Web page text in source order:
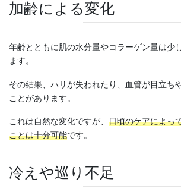
加齢による変化
年齢とともに肌の水分量やコラーゲン量は少
ます。
その結果、ハリが失われたり、血管が目立ち
ことがあります。
これは自然な変化ですが、 日頃のケアによっ
ことは十分可能です。
冷えや巡り不足